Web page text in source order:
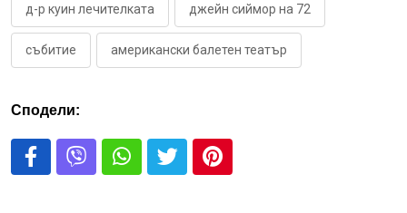
д-р куин лечителката джейн сиймор на 72
събитие американски балетен театър
Сподели: